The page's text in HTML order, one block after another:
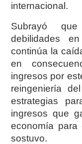
internacional.
Subrayó
debilidades
continúa la
en
ingresos por
reingeniería
estrategias
ingresos que
economía para
sostuvo.